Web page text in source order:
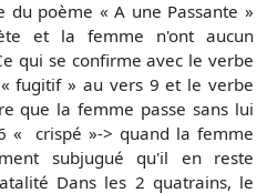
poème « A une Passante »
et la femme n'ont aucun
qui se confirme avec le verbe
fugitif » au vers 9 et le verbe
que la femme passe sans lui
« crispé »-> quand la femme
subjugué qu'il en reste
Dans les 2 quatrains, le